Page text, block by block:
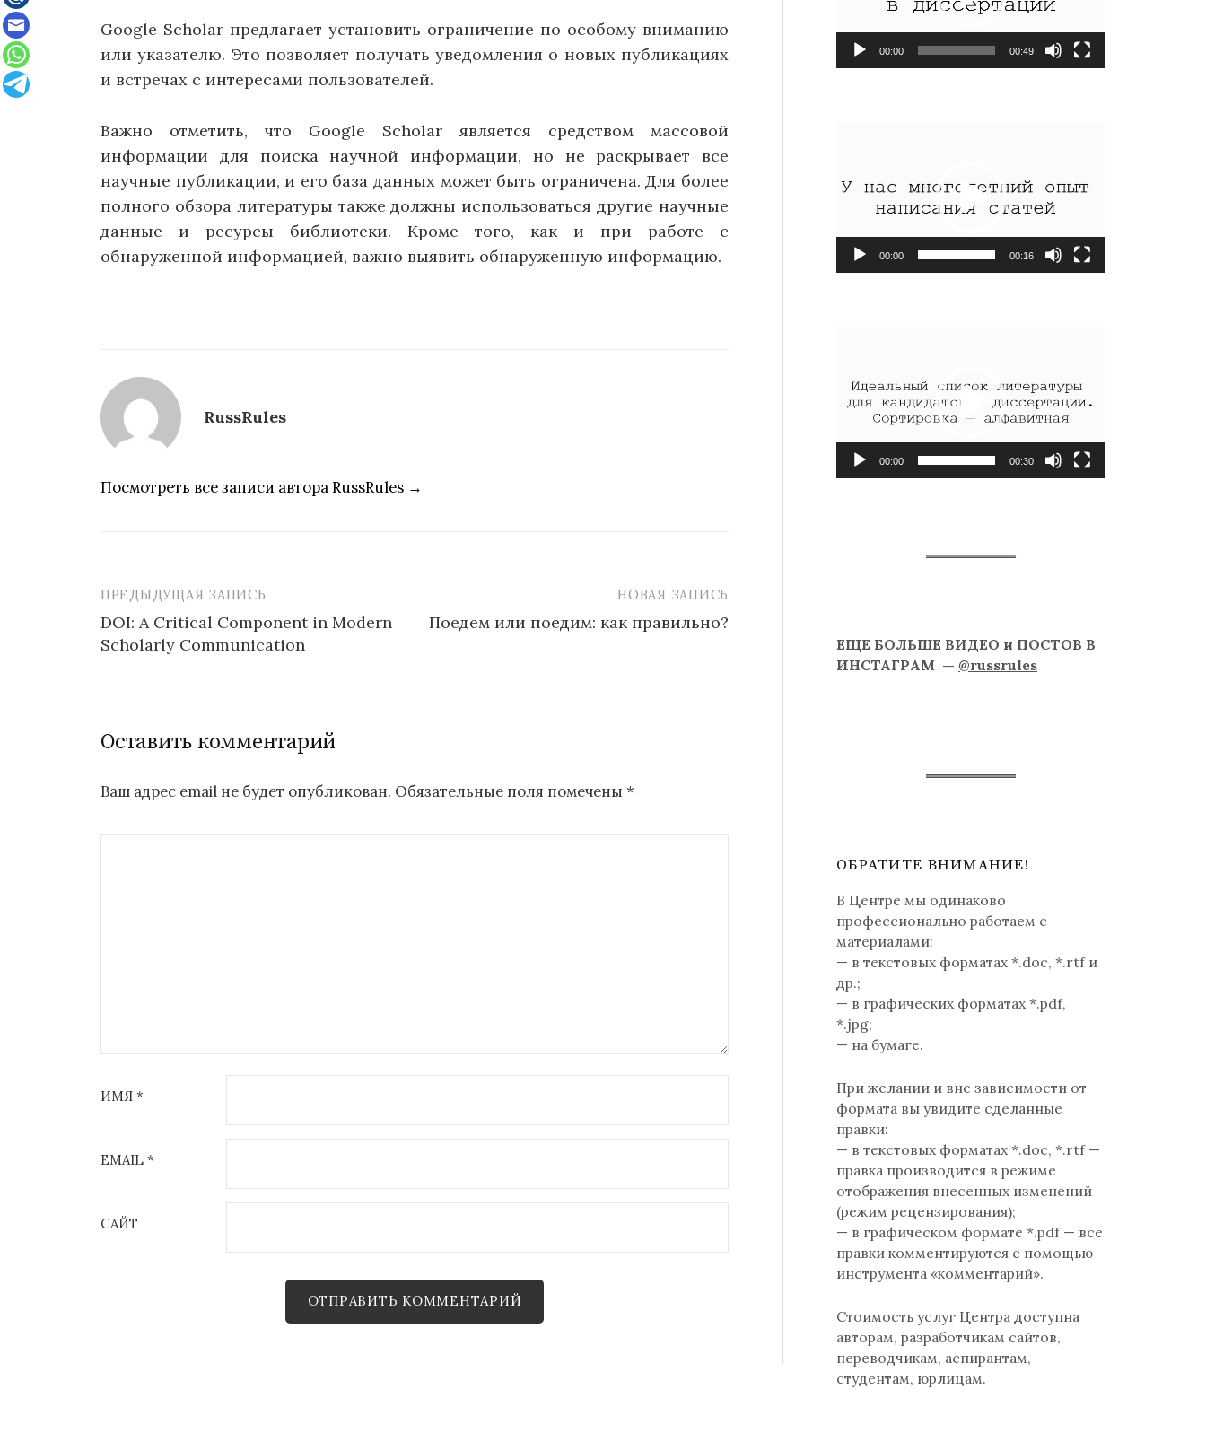
Google Scholar предлагает установить ограничение по особому вниманию
или указателю. Это позволяет получать уведомления о новых публикациях
и встречах с интересами пользователей.
Важно отметить, что Google Scholar является средством массовой
информации для поиска научной информации, но не раскрывает все
научные публикации, и его база данных может быть ограничена. Для более
полного обзора литературы также должны использоваться другие научные
данные и ресурсы библиотеки. Кроме того, как и при работе с
обнаруженной информацией, важно выявить обнаруженную информацию.
RussRules
Посмотреть все записи автора RussRules →
Навигация
по
ПРЕДЫДУЩАЯ ЗАПИСЬ
DOI: A Critical Component in Modern
Scholarly Communication
НОВАЯ ЗАПИСЬ
Поедем или поедим: как правильно?
Оставить комментарий
Ваш адрес email не будет опубликован. Обязательные поля помечены *
ИМЯ *
EMAIL *
САЙТ
00:00 00:49
00:00 00:16
00:00 00:30
ЕЩЕ БОЛЬШЕ ВИДЕО и ПОСТОВ В
ИНСТАГРАМ —@russrules
ОБРАТИТЕ ВНИМАНИЕ!
В Центре мы одинаково
профессионально работаем с
материалами:
— в текстовых форматах *.doc, *.rtf и
др.;
— в графических форматах *.pdf,
*.jpg;
— на бумаге.
При желании и вне зависимости от
формата вы увидите сделанные
правки:
— в текстовых форматах *.doc, *.rtf —
правка производится в режиме
отображения внесенных изменений
(режим рецензирования);
— в графическом формате *.pdf — все
правки комментируются с помощью
инструмента «комментарий».
Стоимость услуг Центра доступна
авторам, разработчикам сайтов,
переводчикам, аспирантам,
студентам, юрлицам.